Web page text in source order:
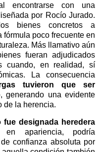
encontrarse con una
por Rocío Jurado.
bienes concretos a
fórmula poco frecuente en
Más llamativo aún
fueran adjudicados
cuando, en realidad, sí
La consecuencia
tuvieron que ser
, generando una evidente
de la herencia.
fue designada heredera
apariencia, podría
confianza absoluta por